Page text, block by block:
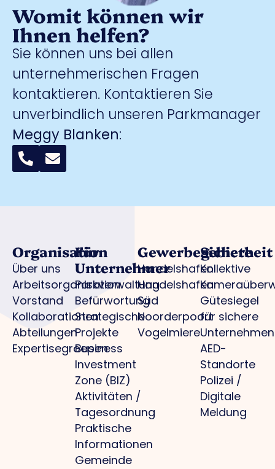
Womit können wir
Ihnen helfen?
Sie können uns bei allen
unternehmerischen Fragen
kontaktieren. Kontaktieren Sie
unverbindlich unseren Parkmanager
Meggy Blanken:
Organisation
Über uns
Arbeitsorganisation
Vorstand
Kollaborationen
Abteilungen
Expertisegroepen
Für
Unternehmer
Parkverwaltung
Befürwortung
Strategische
Projekte
Business
Investment
Zone (BIZ)
Aktivitäten /
Tagesordnung
Praktische
Informationen
Gemeinde
Gewerbegebiete
Handelshafen
Handelshafen
Süd
Noorderpoort
Vogelmiere
Sicherheit
Kollektive
Gütesiegel
für sichere
Unternehmen
AED-
Standorte
Polizei /
Digitale
Meldung